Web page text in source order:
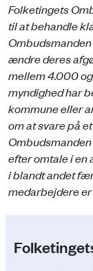
Folketingets
til at behandle
ændre deres
mellem 4.000
myndighed har
kommune eller
om at svare på
efter omtale i en
i blandt andet
medarbejdere